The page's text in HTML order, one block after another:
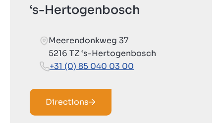
‘s-Hertogenbosch
Meerendonkweg 37
5216 TZ ‘s-Hertogenbosch
+31 (0) 85 040 03 00
Directions